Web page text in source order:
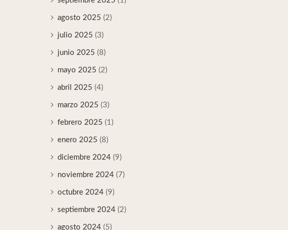
agosto 2025 (2)
julio 2025 (3)
junio 2025 (8)
mayo 2025 (2)
abril 2025 (4)
marzo 2025 (3)
febrero 2025 (1)
enero 2025 (8)
diciembre 2024 (9)
noviembre 2024 (7)
octubre 2024 (9)
septiembre 2024 (2)
agosto 2024 (5)